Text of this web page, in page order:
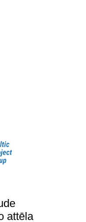
attēla